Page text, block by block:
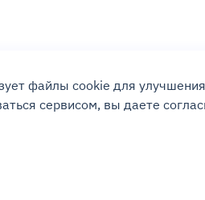
файлы cookie для
сервисом, вы даете